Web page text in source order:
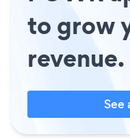
to grow
revenue.
See